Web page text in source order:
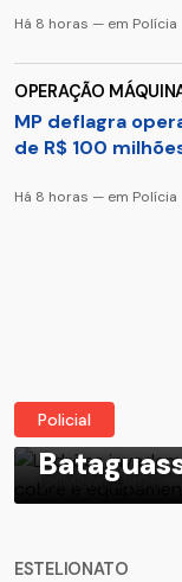
Há 8 horas — em Polícia
OPERAÇÃO
MP deflagra
de R$ 100
Há 8 horas — em Polícia
Policial
CRIMINALIDADE
cobre e
ESTELIONATO